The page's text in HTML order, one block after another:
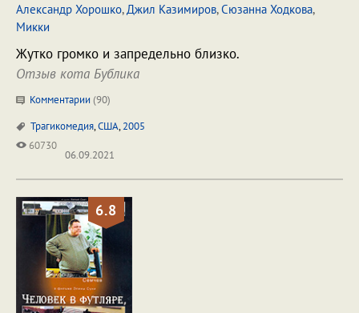
Александр Хорошко,Джил Казимиров,Сюзанна Ходкова,
Микки
Жутко громко и запредельно близко.
Отзыв кота Бублика
Комментарии (90)
Трагикомедия,США,2005
60730
06.09.2021
6.8